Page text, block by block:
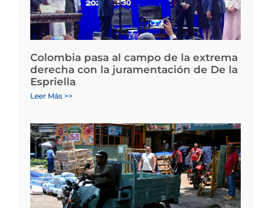
Colombia pasa al campo de la extrema
derecha con la juramentación de De la
Espriella
Leer Más >>